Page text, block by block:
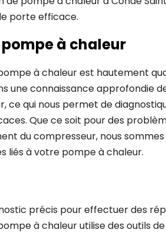
porte efficace.
à chaleur
à chaleur est hautement
une connaissance approfondie
ce qui nous permet de
Que ce soit pour des
du compresseur, nous
liés à votre pompe à chaleur.
précis pour effectuer des
à chaleur utilise des outils